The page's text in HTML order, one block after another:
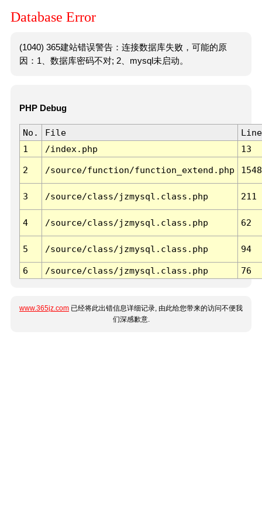
Database Error
(1040) 365建站错误警告：连接数据库失败，可能的原
因：1、数据库密码不对; 2、mysql未启动。
PHP Debug
No. File
Line
1
/index.php 13
2 /source/function/function_extend.php 1548
3 /source/class/jzmysql.class.php 211
4 /source/class/jzmysql.class.php 62
5 /source/class/jzmysql.class.php 94
6 /source/class/jzmysql.class.php 76
www.365jz.com 已经将此出错信息详细记录, 由此给您带来的访问不便我
们深感歉意.